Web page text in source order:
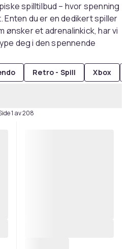
spilltilbud – hvor spenning
du er en dedikert spiller
ønsker et adrenalinkick, har vi
deg i den spennende
Retro - Spill Xbox
1 av 208